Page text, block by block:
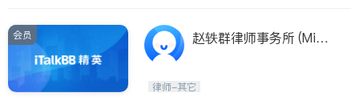
会员
赵轶群律师事务所 (Missi
律师-其它